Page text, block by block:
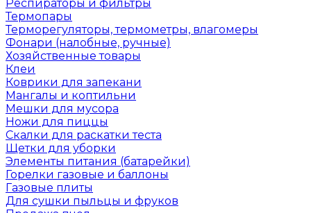
Респираторы и фильтры
Термопары
Терморегуляторы, термометры, влагомеры
Фонари (налобные, ручные)
Хозяйственные товары
Клеи
Коврики для запекани
Мангалы и коптильни
Мешки для мусора
Ножи для пиццы
Скалки для раскатки теста
Щетки для уборки
Элементы питания (батарейки)
Горелки газовые и баллоны
Газовые плиты
Для сушки пыльцы и фруков